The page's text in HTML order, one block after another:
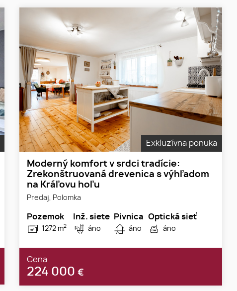
Exkluzívna ponuka
Moderný komfort v srdci tradície:
Zrekonštruovaná drevenica s výhľadom
na Kráľovu hoľu
Predaj, Polomka
Pozemok
1272 m2
Inž. siete
áno
Pivnica
áno
Optická sieť
áno
Cena
224 000 €